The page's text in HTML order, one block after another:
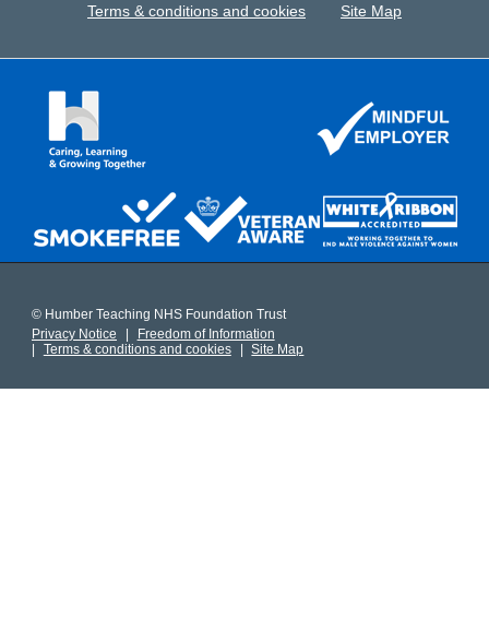
Terms & conditions and cookies Site Map
© Humber Teaching NHS Foundation Trust
Privacy Notice
Freedom of Information
Terms & conditions and cookies
Site Map